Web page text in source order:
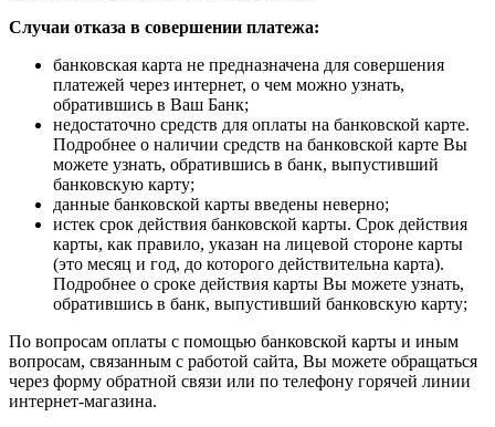
Случаи отказа в совершении платежа:
банковская карта не предназначена для совершения
платежей через интернет, о чем можно узнать,
обратившись в Ваш Банк;
недостаточно средств для оплаты на банковской карте.
Подробнее о наличии средств на банковской карте Вы
можете узнать, обратившись в банк, выпустивший
банковскую карту;
данные банковской карты введены неверно;
истек срок действия банковской карты. Срок действия
карты, как правило, указан на лицевой стороне карты
(это месяц и год, до которого действительна карта).
Подробнее о сроке действия карты Вы можете узнать,
обратившись в банк, выпустивший банковскую карту;
По вопросам оплаты с помощью банковской карты и иным
вопросам, связанным с работой сайта, Вы можете обращаться
через форму обратной связи или по телефону горячей линии
интернет-магазина.